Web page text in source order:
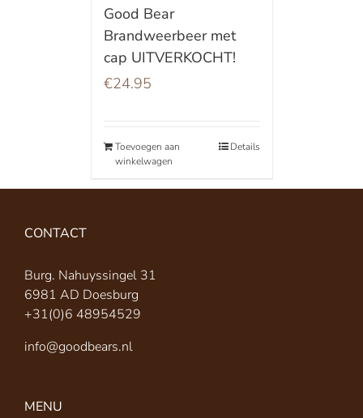
Good Bear
Brandweerbeer met
cap UITVERKOCHT!
€24.95
Toevoegen aan
winkelwagen
Details
CONTACT
Burg. Nahuyssingel 31
6981 AD Doesburg
+31(0)6 48954529
info@goodbears.nl
MENU